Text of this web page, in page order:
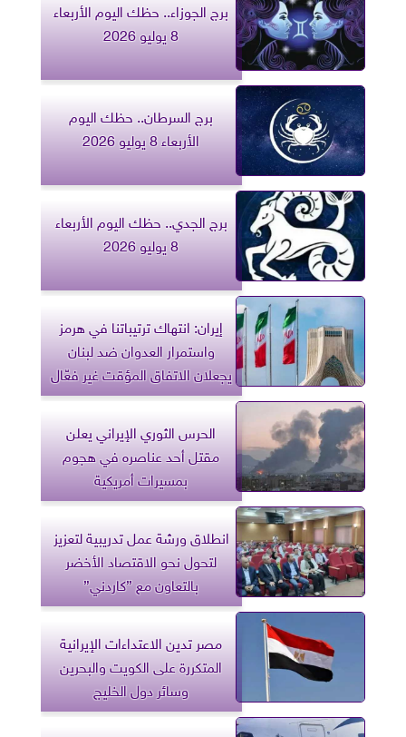
برج الجوزاء.. حظك اليوم الأربعاء
8 يوليو 2026
برج السرطان.. حظك اليوم
الأربعاء 8 يوليو 2026
برج الجدي.. حظك اليوم الأربعاء
8 يوليو 2026
إيران: انتهاك ترتيباتنا في هرمز
واستمرار العدوان ضد لبنان
يجعلان الاتفاق المؤقت غير فعّال
الحرس الثوري الإيراني يعلن
مقتل أحد عناصره في هجوم
بمسيرات أمريكية
انطلاق ورشة عمل تدريبية لتعزيز
لتحول نحو الاقتصاد الأخضر
بالتعاون مع ”كاردني”
مصر تدين الاعتداءات الإيرانية
المتكررة على الكويت والبحرين
وسائر دول الخليج